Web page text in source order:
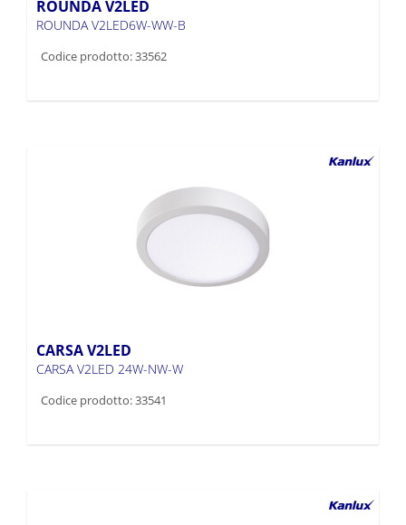
ROUNDA V2LED
ROUNDA V2LED6W-WW-B
Codice prodotto: 33562
CARSA V2LED
CARSA V2LED 24W-NW-W
Codice prodotto: 33541